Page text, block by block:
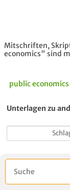
Mitschriften,
economics" sind
public economics
Unterlagen zu